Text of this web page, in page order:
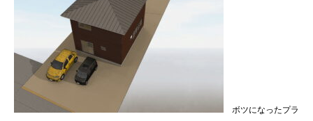
ボツになったプラ